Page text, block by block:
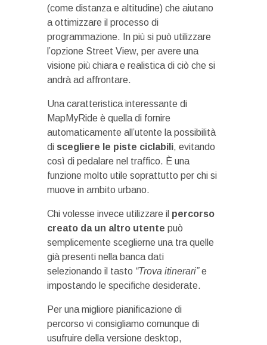
(come distanza e altitudine) che aiutano
a ottimizzare il processo di
programmazione. In più si può utilizzare
l’opzione Street View, per avere una
visione più chiara e realistica di ciò che si
andrà ad affrontare.
Una caratteristica interessante di
MapMyRide è quella di fornire
automaticamente all’utente la possibilità
di scegliere le piste ciclabili, evitando
così di pedalare nel traffico. È una
funzione molto utile soprattutto per chi si
muove in ambito urbano.
Chi volesse invece utilizzare il percorso
creato da un altro utente può
semplicemente sceglierne una tra quelle
già presenti nella banca dati
selezionando il tasto “Trova itinerari”e
impostando le specifiche desiderate.
Per una migliore pianificazione di
percorso vi consigliamo comunque di
usufruire della versione desktop,